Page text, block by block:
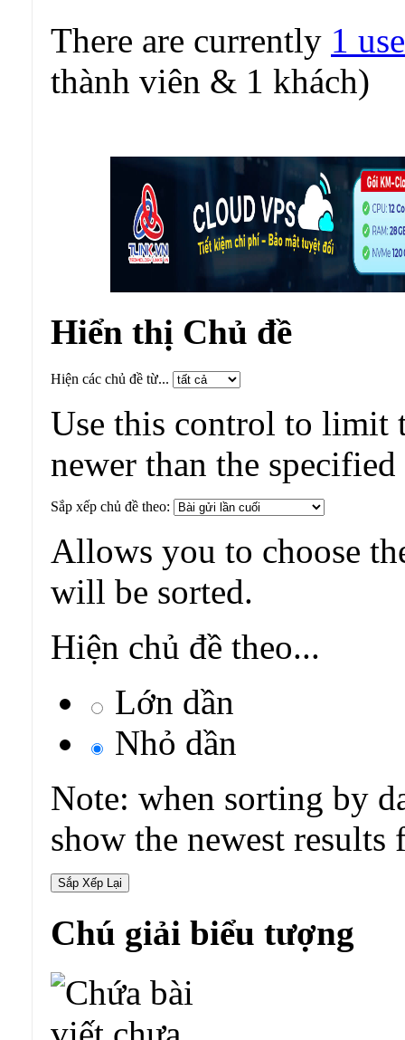
There are currently 1
thành viên & 1 khách)
Hiển thị Chủ đề
Hiện các chủ đề từ...
Use this control to limit
newer than the
Sắp xếp chủ đề theo:
Allows you to choose
will be sorted.
Hiện chủ đề theo...
Lớn dần
Nhỏ dần
Note: when sorting by
show the newest results
Chú giải biểu tượng